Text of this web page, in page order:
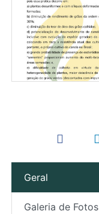
Geral
Galeria de Fotos